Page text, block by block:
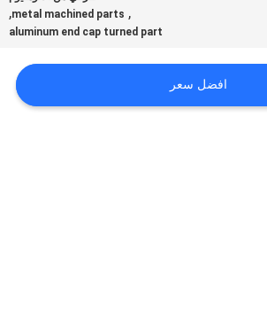
,
metal machined parts
,
aluminum end cap turned part
افضل سعر